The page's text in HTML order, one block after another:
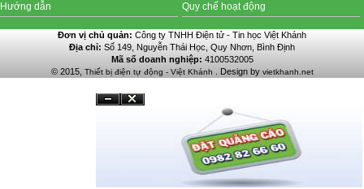
Hướng dẫn Quy chế hoạt động
Đơn vị chủ quản: Công ty TNHH Điện tử - Tin học Việt Khánh
Địa chỉ: Số 149, Nguyễn Thái Học, Quy Nhơn, Bình Định
Mã số doanh nghiệp: 4100532005
© 2015, Thiết bị điện tự động - Việt Khánh . Design by vietkhanh.net